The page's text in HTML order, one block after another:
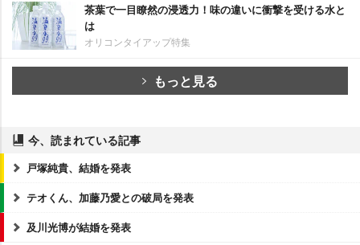
茶葉で一目瞭然の浸透力！味の違いに衝撃を受ける水と
は
オリコンタイアップ特集
もっと見る
今、読まれている記事
戸塚純貴、結婚を発表
テオくん、加藤乃愛との破局を発表
及川光博が結婚を発表